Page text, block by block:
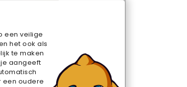
een veilige
het ook als
te maken
aangeeft
een oudere
Zen Solitaire